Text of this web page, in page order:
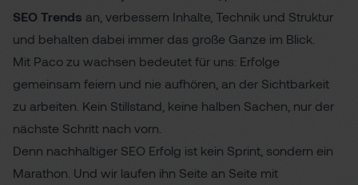
SEO Trends an, verbessern Inhalte, Technik und Struktur
und behalten dabei immer das große Ganze im Blick.
Mit Paco zu wachsen bedeutet für uns: Erfolge
gemeinsam feiern und nie aufhören, an der Sichtbarkeit
zu arbeiten. Kein Stillstand, keine halben Sachen, nur der
nächste Schritt nach vorn.
Denn nachhaltiger SEO Erfolg ist kein Sprint, sondern ein
Marathon. Und wir laufen ihn Seite an Seite mit